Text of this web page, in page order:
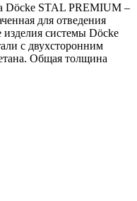
Döcke STAL PREMIUM –
для отведения
системы Döcke
с двухсторонним
Общая толщина